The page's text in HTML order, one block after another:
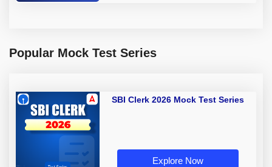
Popular Mock Test Series
SBI Clerk 2026 Mock Test Series
Explore Now